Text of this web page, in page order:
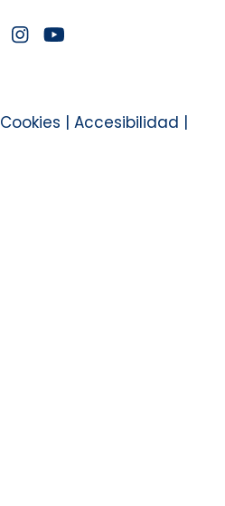
Cookies | Accesibilidad |